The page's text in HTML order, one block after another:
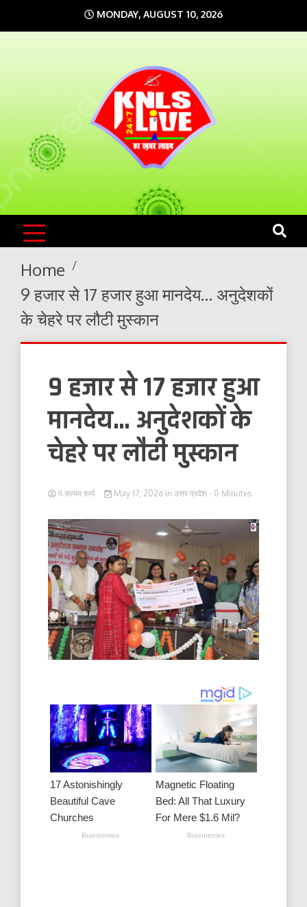
to
MONDAY, AUGUST 10, 2026
KNLS LIVE
India`s No.1 News Portal
Home
9 हजार से 17 हजार हुआ मानदेय… अनुदेशकों
के चेहरे पर लौटी मुस्कान
9 हजार से 17 हजार हुआ
मानदेय… अनुदेशकों के
चेहरे पर लौटी मुस्कान
पं.सत्यम शर्मा May 17, 2026 in उत्तर प्रदेश - 0 Minutes